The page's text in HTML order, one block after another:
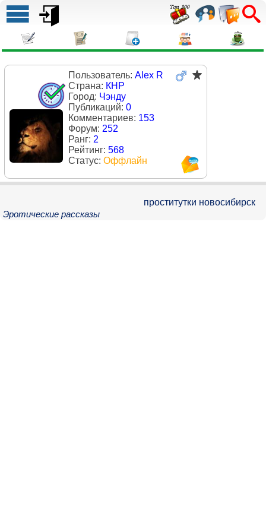
Пользователь: Alex R
Страна: КНР
Город: Чэнду
Публикаций: 0
Комментариев: 153
Форум: 252
Ранг: 2
Рейтинг: 568
Статус: Оффлайн
Эротические рассказы
проститутки новосибирск